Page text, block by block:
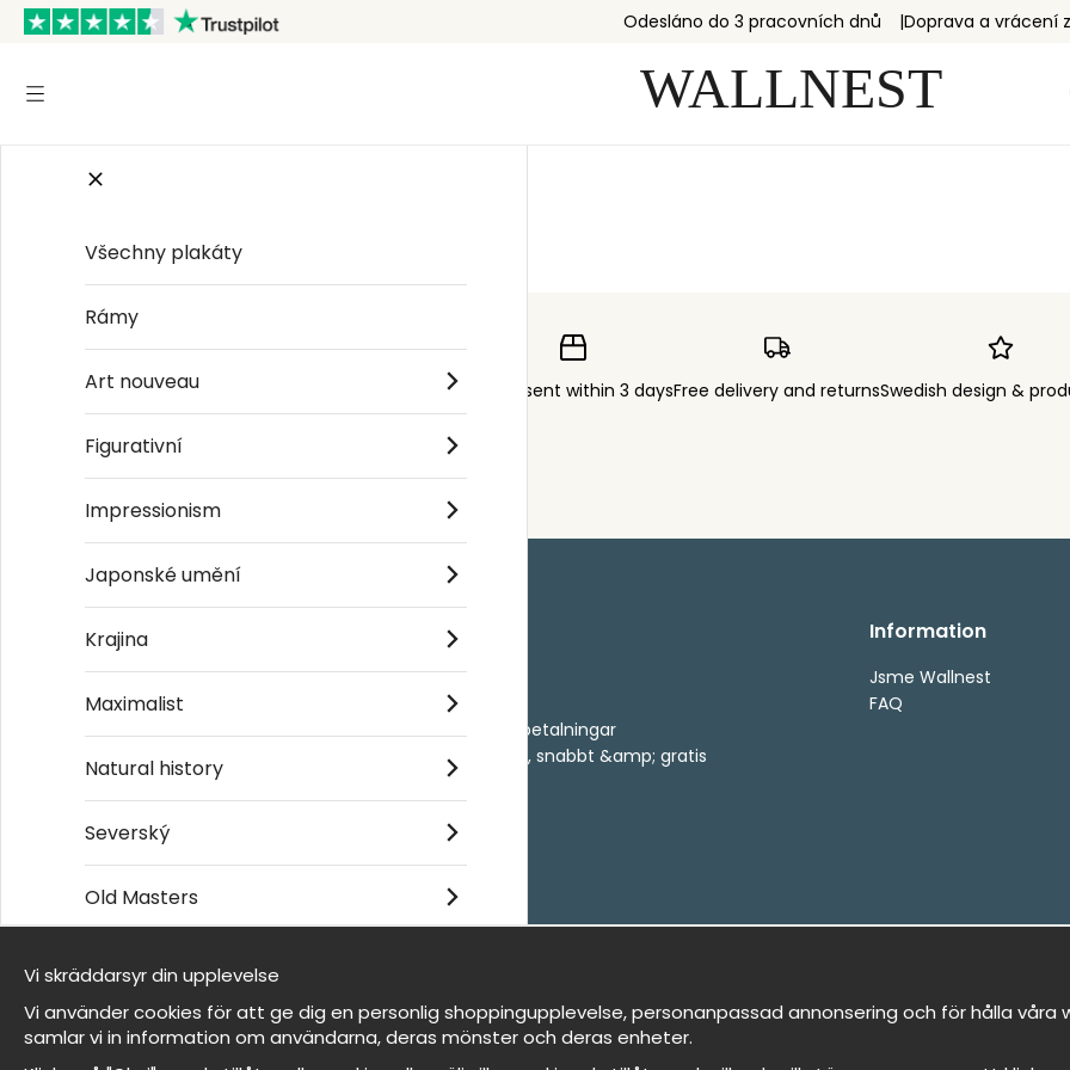
Odesláno do 3 pracovních dnů Doprava a vrácení
Order sent within 3 daysFree delivery and returnsSwedish design &
Kontakta oss
- Returer och återbetalningar
- Leverans - enkelt, snabbt &amp; gratis
Om cookies
Mina favoriter
Information
Jsme Wallnest
FAQ
Et harum quidem rerum facilis est et expedita
Všechny plakáty
Rámy
Art nouveau
Figurativní
Impressionism
Japonské umění
Krajina
Maximalist
Natural history
Severský
Old Masters
Jsme Wallnest
FAQ
Vi skräddarsyr din upplevelse
Vi använder cookies för att ge dig en personlig shoppingupplevelse, personanpassad annonsering och för hålla
samlar vi in information om användarna, deras mönster och deras enheter.